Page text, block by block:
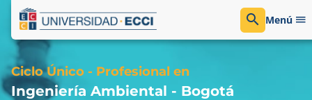
Menú
Ciclo Único - Profesional en
Ingeniería Ambiental - Bogotá